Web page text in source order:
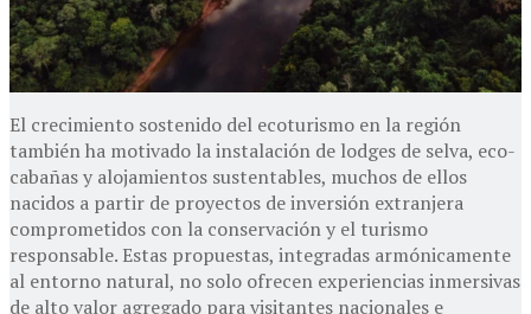
El crecimiento sostenido del ecoturismo en la región
también ha motivado la instalación de lodges de selva, eco-
cabañas y alojamientos sustentables, muchos de ellos
nacidos a partir de proyectos de inversión extranjera
comprometidos con la conservación y el turismo
responsable. Estas propuestas, integradas armónicamente
al entorno natural, no solo ofrecen experiencias inmersivas
de alto valor agregado para visitantes nacionales e